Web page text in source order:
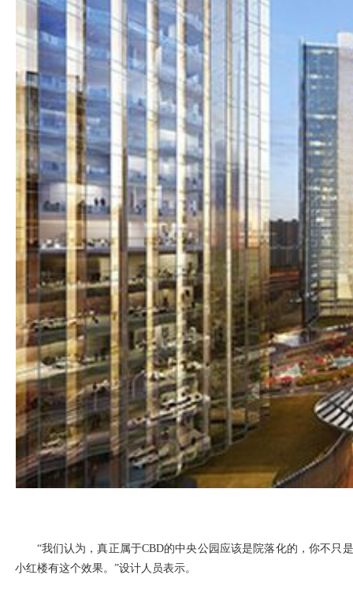
“我们认为，真正属于CBD的中央公园应该是院落化的，你不只
小红楼有这个效果。”设计人员表示。